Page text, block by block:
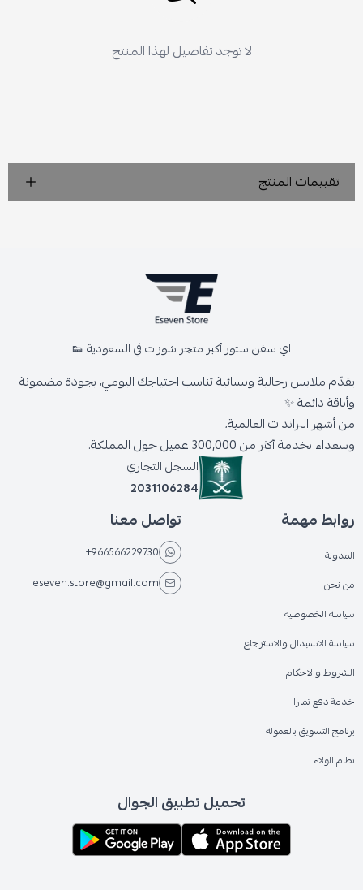
لا توجد تفاصيل لهذا المنتج
تقييمات المنتج
اي سفن ستور أكبر متجر شوزات في السعودية 👟
يقدّم ملابس رجالية ونسائية تناسب احتياجك اليومي، بجودة مضمونة
وأناقة دائمة ✨
من أشهر البراندات العالمية،
وسعداء بخدمة أكثر من 300,000 عميل حول المملكة.
السجل التجاري
2031106284
روابط مهمة
المدونة
من نحن
سياسة الخصوصية
سياسة الاستبدال والاسترجاع
الشروط والاحكام
خدمة دفع تمارا
برنامج التسويق بالعمولة
نظام الولاء
تواصل معنا
+966566229730
eseven.store@gmail.com
تحميل تطبيق الجوال